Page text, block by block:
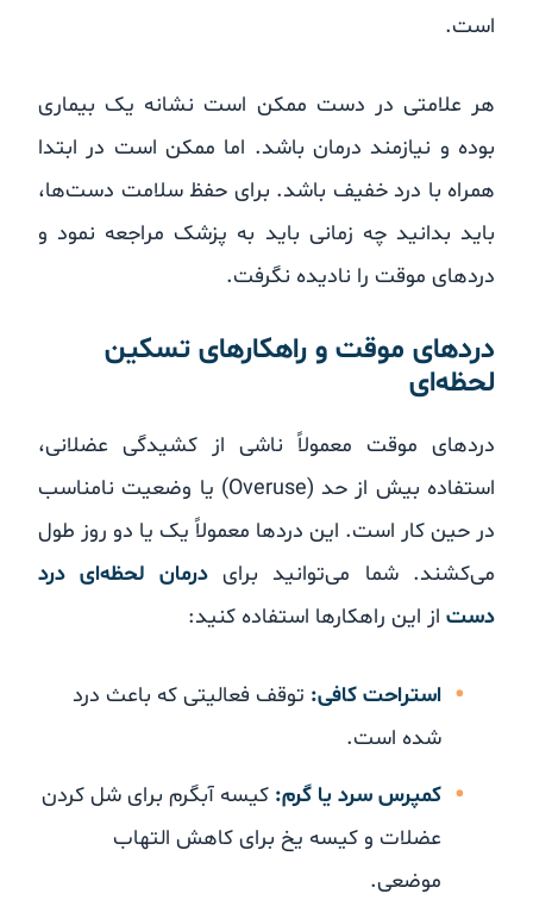
است.
هر علامتی در دست ممکن است نشانه یک بیماری
بوده و نیازمند درمان باشد. اما ممکن است در ابتدا
همراه با درد خفیف باشد. برای حفظ سلامت دست‌ها،
باید بدانید چه زمانی باید به پزشک مراجعه نمود و
دردهای موقت را نادیده نگرفت.
دردهای موقت و راهکارهای تسکین
لحظه‌ای
دردهای موقت معمولاً ناشی از کشیدگی عضلانی،
استفاده بیش از حد (Overuse) یا وضعیت نامناسب
در حین کار است. این دردها معمولاً یک یا دو روز طول
می‌کشند. شما می‌توانید برایدرمان لحظه‌ای درد
دستاز این راهکارها استفاده کنید:
استراحت کافی:توقف فعالیتی که باعث درد
شده است.
کمپرس سرد یا گرم:کیسه آبگرم برای شل کردن
عضلات و کیسه یخ برای کاهش التهاب
موضعی.